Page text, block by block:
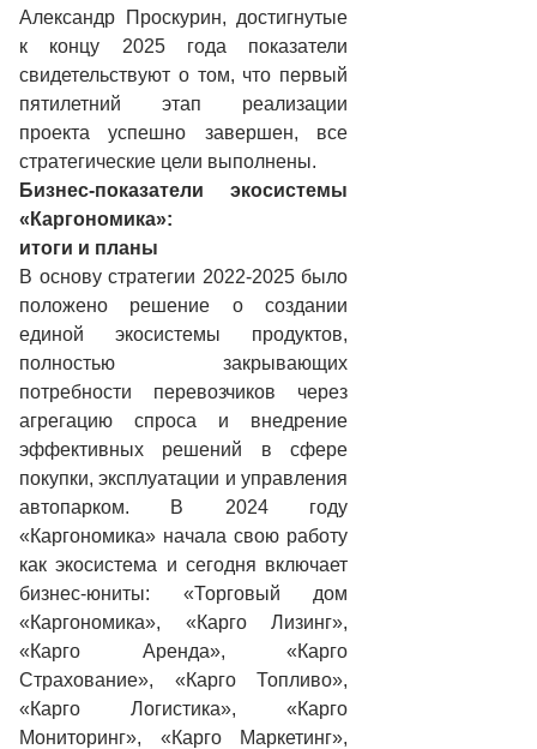
Александр Проскурин, достигнутые
к концу 2025 года показатели
свидетельствуют о том, что первый
пятилетний этап реализации
проекта успешно завершен, все
стратегические цели выполнены.
Бизнес-показатели экосистемы
«Каргономика»:
итоги и планы
В основу стратегии 2022-2025 было
положено решение о создании
единой экосистемы продуктов,
полностью закрывающих
потребности перевозчиков через
агрегацию спроса и внедрение
эффективных решений в сфере
покупки, эксплуатации и управления
автопарком. В 2024 году
«Каргономика» начала свою работу
как экосистема и сегодня включает
бизнес-юниты: «Торговый дом
«Каргономика», «Карго Лизинг»,
«Карго Аренда», «Карго
Страхование», «Карго Топливо»,
«Карго Логистика», «Карго
Мониторинг», «Карго Маркетинг»,